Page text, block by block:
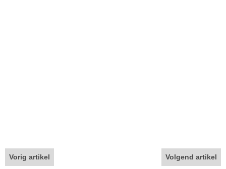
Vorig artikel Volgend artikel